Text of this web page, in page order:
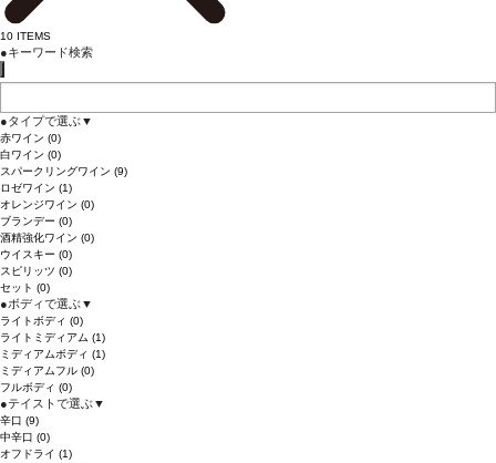
10ITEMS
●キーワード検索
●タイプで選ぶ▼
赤ワイン (0)
白ワイン (0)
スパークリングワイン (9)
ロゼワイン (1)
オレンジワイン (0)
ブランデー (0)
酒精強化ワイン (0)
ウイスキー (0)
スピリッツ (0)
セット (0)
●ボディで選ぶ▼
ライトボディ (0)
ライトミディアム (1)
ミディアムボディ (1)
ミディアムフル (0)
フルボディ (0)
●テイストで選ぶ▼
辛口 (9)
中辛口 (0)
オフドライ (1)